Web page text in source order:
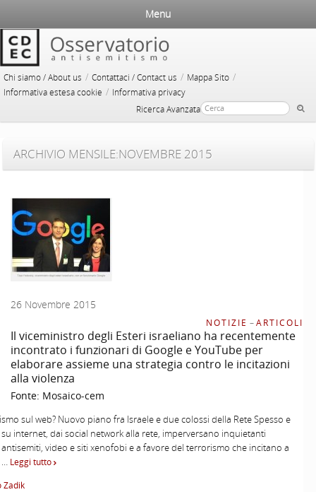
Chi siamo / About us / Contattaci / Contact us / Mappa Sito /
Informativa estesa cookie / Informativa privacy
Ricerca Avanzata
Menu
ARCHIVIO MENSILE:NOVEMBRE 2015
26 Novembre 2015
NOTIZIE –ARTICOLI
Il viceministro degli Esteri israeliano ha recentemente
incontrato i funzionari di Google e YouTube per
elaborare assieme una strategia contro le incitazioni
alla violenza
Fonte: Mosaico-cem
sul web? Nuovo piano fra Israele e due colossi della Rete Spesso e
internet, dai social network alla rete, imperversano inquietanti
antisemiti, video e siti xenofobi e a favore del terrorismo che incitano a
… Leggi tutto
Zadik